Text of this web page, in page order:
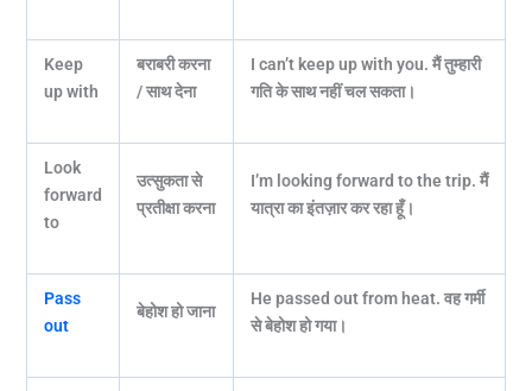
Keep
up with
बराबरी करना
/ साथ देना
I can’t keep up with you. मैं तुम्हारी
गति के साथ नहीं चल सकता।
Look
forward
to
उत्सुकता से
प्रतीक्षा करना
I’m looking forward to the trip. मैं
यात्रा का इंतज़ार कर रहा हूँ।
Pass
out
बेहोश हो जाना
He passed out from heat. वह गर्मी
से बेहोश हो गया।